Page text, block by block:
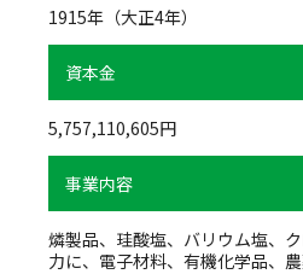
1915年（大正4年）
資本金
5,757,110,605円
事業内容
燐製品、珪酸塩、バリウム塩、
力に、電子材料、有機化学品、